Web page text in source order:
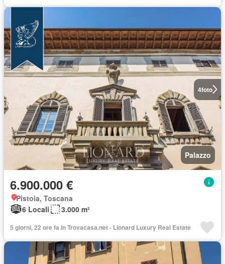
4foto
Palazzo
6.900.000 €
Pistoia, Toscana
6 Locali
3.000 m²
5 giorni, 22 ore fa in Trovacasa.net - Lionard Luxury Real Estate